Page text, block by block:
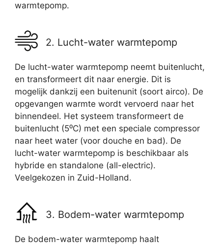
warmtepomp.
2. Lucht-water warmtepomp
De lucht-water warmtepomp neemt buitenlucht,
en transformeert dit naar energie. Dit is
mogelijk dankzij een buitenunit (soort airco). De
opgevangen warmte wordt vervoerd naar het
binnendeel. Het systeem transformeert de
buitenlucht (5⁰C) met een speciale compressor
naar heet water (voor douche en bad). De
lucht-water warmtepomp is beschikbaar als
hybride en standalone (all-electric).
Veelgekozen in Zuid-Holland.
3. Bodem-water warmtepomp
De bodem-water warmtepomp haalt